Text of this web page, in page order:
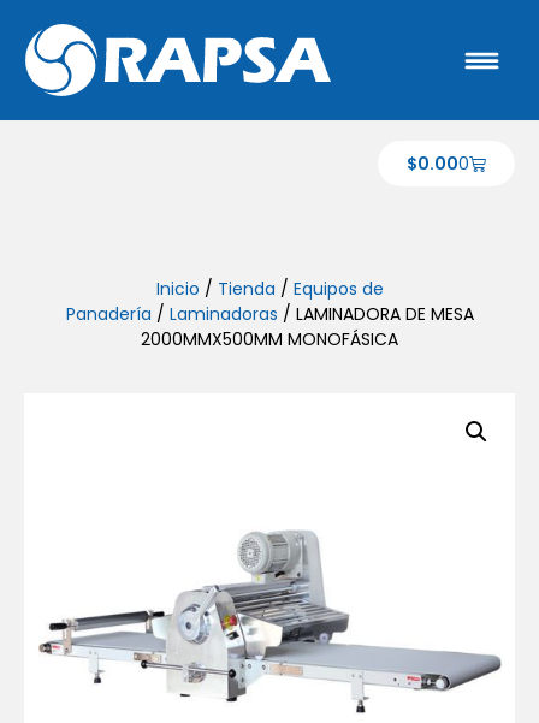
$0.000
Inicio / Tienda / Equipos de
Panadería / Laminadoras / LAMINADORA DE MESA
2000MMX500MM MONOFÁSICA